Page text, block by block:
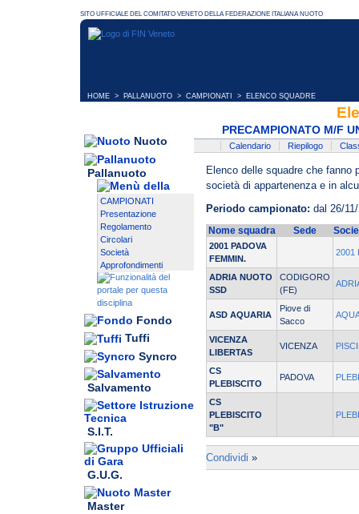
HOME > PALLANUOTO > CAMPIONATI > ELENCO SQUADRE
Nuoto
Pallanuoto
CAMPIONATI
Presentazione
Regolamento
Circolari
Società
Approfondimenti
Fondo
Tuffi
Syncro
Salvamento
S.I.T.
G.U.G.
Master
PRECAMPIONATO M/F
Calendario Riepilogo
Elenco delle squadre che fanno
società di appartenenza e in
Periodo campionato: dal 26/
Nome squadra Sede
2001 PADOVA
FEMMIN.
2001
ADRIA NUOTO
SSD
CODIGORO
(FE)
ASD AQUARIA
Piove di
Sacco
VICENZA
LIBERTAS
VICENZA
CS
PLEBISCITO
PADOVA
CS
PLEBISCITO
"B"
Condividi »